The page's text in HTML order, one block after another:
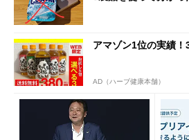
アマゾン1位の実績！
AD（ハーブ健康本舗）